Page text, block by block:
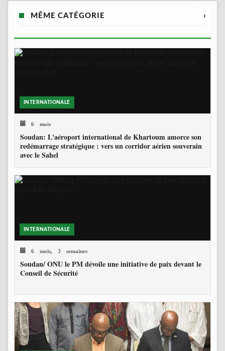
MÊME CATÉGORIE ›
INTERNATIONALE
6 mois
Soudan: L'aéroport international de Khartoum amorce son
redémarrage stratégique : vers un corridor aérien souverain
avec le Sahel
INTERNATIONALE
6 mois, 3 semaines
Soudan/ ONU le PM dévoile une initiative de paix devant le
Conseil de Sécurité